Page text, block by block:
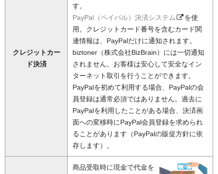
クレジットカー
ド決済
す。
PayPal（ペイパル）決済システム
を使
用。クレジットカード番号を含むカード関
連情報は、PayPalだけに通知されます。
biztoner（株式会社BizBrain）には一切通知
されません。お客様は安心して安全なイン
ターネット取引を行うことができます。
PayPalを初めて利用する場合、PayPalの会
員登録は通常必須ではありません。過去に
PayPalを利用したことがある場合、決済画
面への変移時にPayPal会員登録を求められ
ることがあります（PayPalの販促方針に依
存します）。
商品受取時に現金で代金を